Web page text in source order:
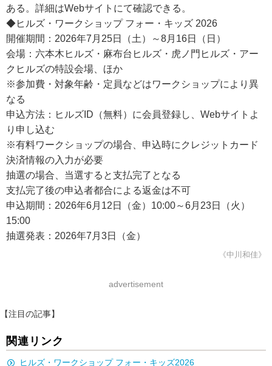
ある。詳細はWebサイトにて確認できる。
◆ヒルズ・ワークショップ フォー・キッズ 2026
開催期間：2026年7月25日（土）～8月16日（日）
会場：六本木ヒルズ・麻布台ヒルズ・虎ノ門ヒルズ・アー
クヒルズの特設会場、ほか
※参加費・対象年齢・定員などはワークショップにより異
なる
申込方法：ヒルズID（無料）に会員登録し、Webサイトよ
り申し込む
※有料ワークショップの場合、申込時にクレジットカード
決済情報の入力が必要
抽選の場合、当選すると支払完了となる
支払完了後の申込者都合による返金は不可
申込期間：2026年6月12日（金）10:00～6月23日（火）
15:00
抽選発表：2026年7月3日（金）
《中川和佳》
advertisement
【注目の記事】
関連リンク
ヒルズ・ワークショップ フォー・キッズ2026